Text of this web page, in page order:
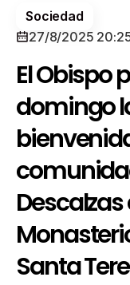
Sociedad
27/8/2025
El Obispo
domingo
Santa